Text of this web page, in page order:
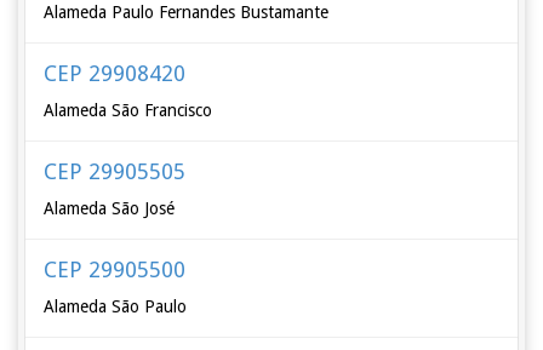
Alameda Paulo Fernandes Bustamante
CEP 29908420
Alameda São Francisco
CEP 29905505
Alameda São José
CEP 29905500
Alameda São Paulo